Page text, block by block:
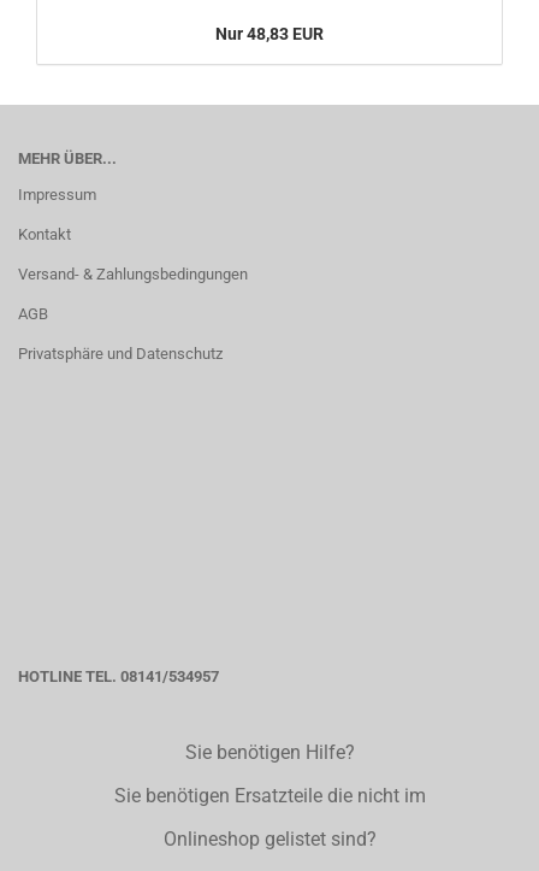
Nur 48,83 EUR
MEHR ÜBER...
Impressum
Kontakt
Versand- & Zahlungsbedingungen
AGB
Privatsphäre und Datenschutz
HOTLINE TEL. 08141/534957
Sie benötigen Hilfe?
Sie benötigen Ersatzteile die nicht im
Onlineshop gelistet sind?